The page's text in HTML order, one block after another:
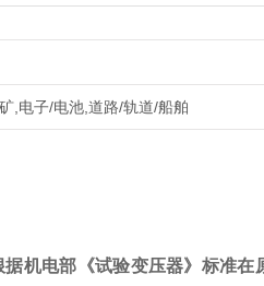
,电子/电池,道路/轨道/船舶
机电部《试验变压器》标准